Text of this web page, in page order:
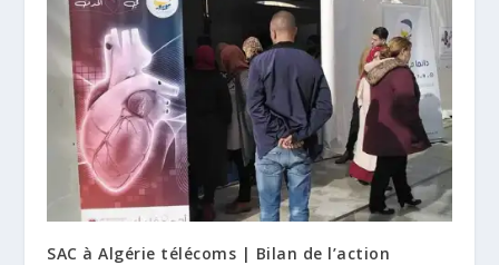
SAC à Algérie télécoms | Bilan de l’action